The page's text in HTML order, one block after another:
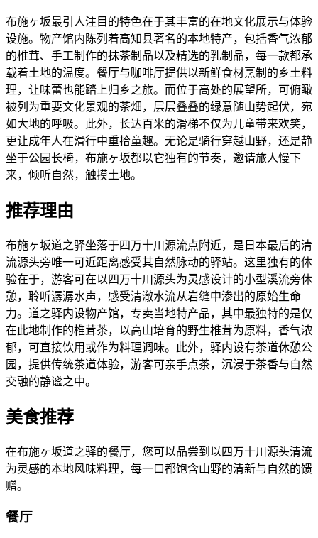
布施ヶ坂最引人注目的特色在于其丰富的在地文化展示与体验
设施。物产馆内陈列着高知县著名的本地特产，包括香气浓郁
的椎茸、手工制作的抹茶制品以及精选的乳制品，每一款都承
载着土地的温度。餐厅与咖啡厅提供以新鲜食材烹制的乡土料
理，让味蕾也能踏上归乡之旅。而位于高处的展望所，可俯瞰
被列为重要文化景观的茶畑，层层叠叠的绿意随山势起伏，宛
如大地的呼吸。此外，长达百米的滑梯不仅为儿童带来欢笑，
更让成年人在滑行中重拾童趣。无论是骑行穿越山野，还是静
坐于公园长椅，布施ヶ坂都以它独有的节奏，邀请旅人慢下
来，倾听自然，触摸土地。
推荐理由
布施ヶ坂道之驿坐落于四万十川源流点附近，是日本最后的清
流源头旁唯一可近距离感受其自然脉动的驿站。这里独有的体
验在于，游客可在以四万十川源头为灵感设计的小型溪流旁休
憩，聆听潺潺水声，感受清澈水流从岩缝中渗出的原始生命
力。道之驿内设物产馆，专卖当地特产品，其中最独特的是仅
在此地制作的椎茸茶，以高山培育的野生椎茸为原料，香气浓
郁，可直接饮用或作为料理调味。此外，驿内设有茶道休憩公
园，提供传统茶道体验，游客可亲手点茶，沉浸于茶香与自然
交融的静谧之中。
美食推荐
在布施ヶ坂道之驿的餐厅，您可以品尝到以四万十川源头清流
为灵感的本地风味料理，每一口都饱含山野的清新与自然的馈
赠。
餐厅